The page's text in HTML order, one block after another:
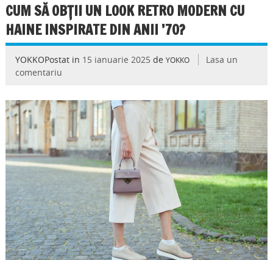
CUM SĂ OBȚII UN LOOK RETRO MODERN CU
HAINE INSPIRATE DIN ANII ’70?
YOKKOPostat in 15 ianuarie 2025 de YOKKO
Lasa un
comentariu